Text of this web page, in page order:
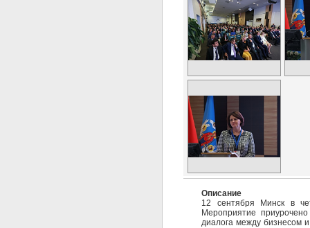
Описание
12 сентября Минск в
Мероприятие
диалога между бизнесом